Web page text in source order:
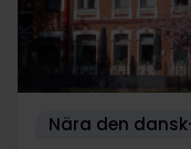
Nära den